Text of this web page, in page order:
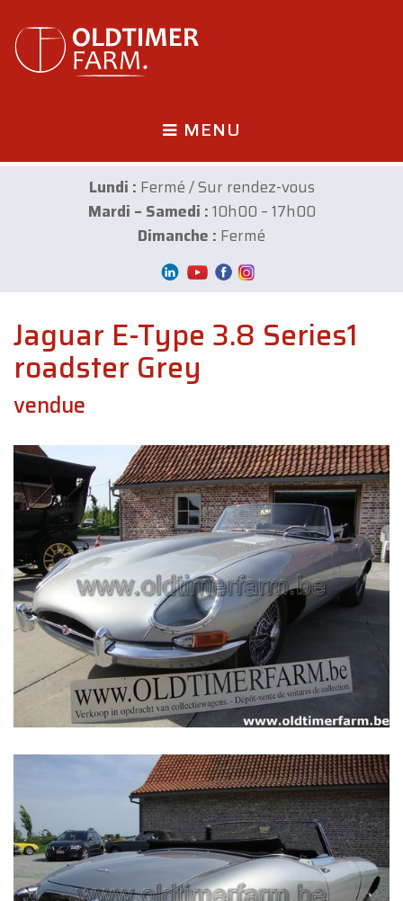
MENU
Lundi : Fermé / Sur rendez-vous
Mardi – Samedi :10h00 – 17h00
Dimanche : Fermé
Jaguar E-Type 3.8 Series1
roadster Grey
vendue